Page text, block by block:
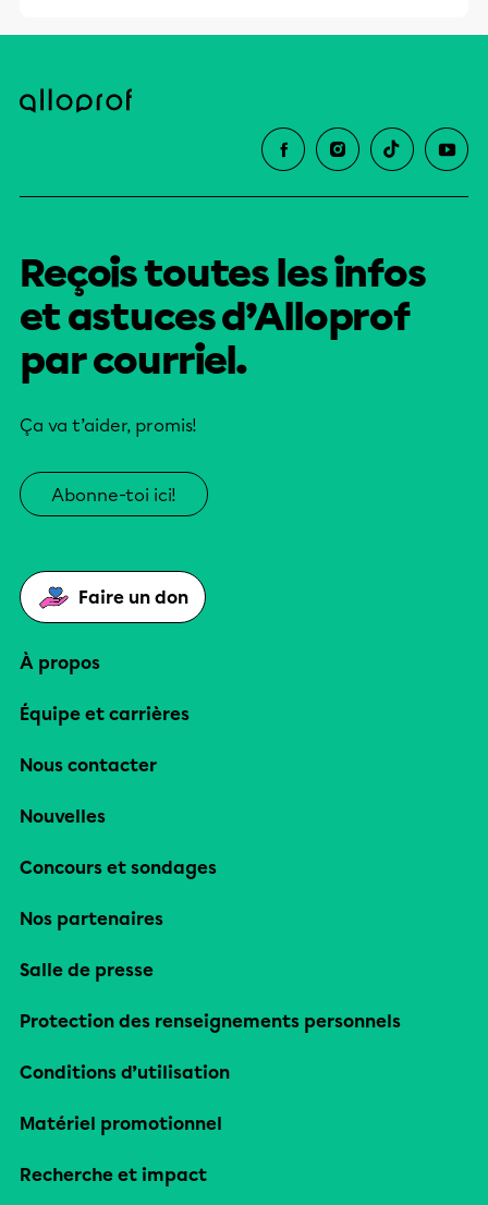
Reçois toutes les infos
et astuces d’Alloprof
par courriel.
Ça va t’aider, promis!
Abonne-toi ici!
Faire un don
À propos
Équipe et carrières
Nous contacter
Nouvelles
Concours et sondages
Nos partenaires
Salle de presse
Protection des renseignements personnels
Conditions d’utilisation
Matériel promotionnel
Recherche et impact